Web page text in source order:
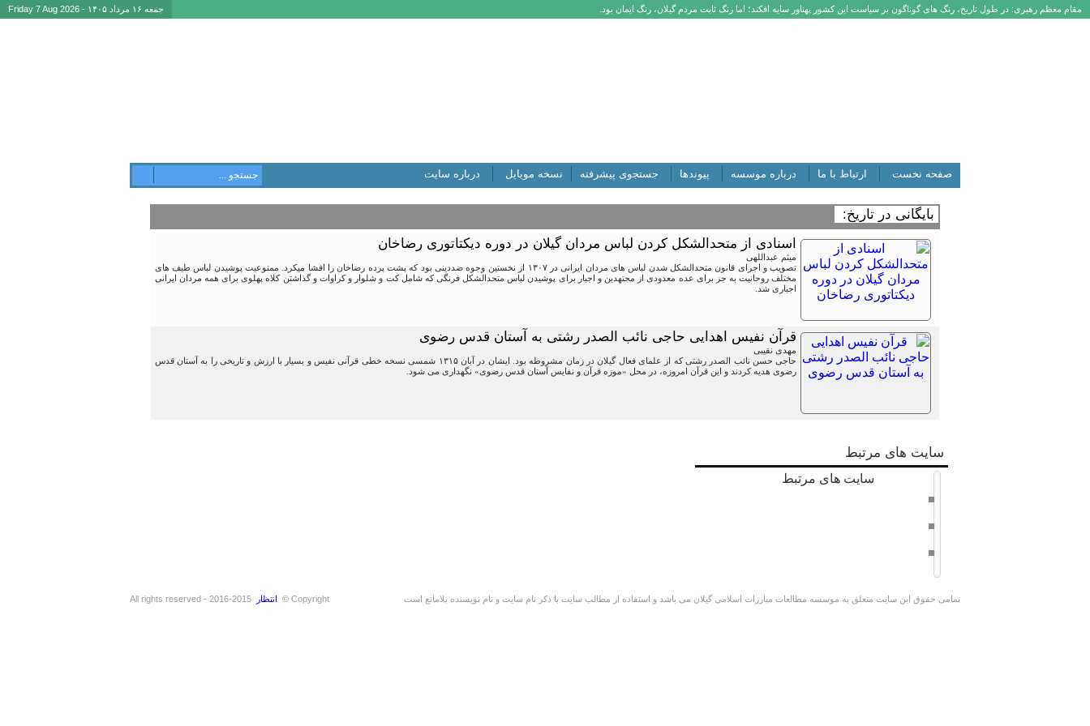
مقام معظم رهبری: در طول تاریخ، رنگ های گوناگون بر سیاست این کشور پهناور سایه افکند؛ اما رنگ ثابت مردم گیلان، رنگ ایمان بود. جمعه ۱۶ مرداد ۱۴۰۵ - Friday 7 Aug 2026
صفحه نخست ارتباط با ما درباره موسسه پیوندها جستجوی پیشرفته نسخه موبایل درباره سایت
بایگانی در تاریخ:
اسنادی از متحدالشکل کردن لباس مردان گیلان در دوره دیکتاتوری رضاخان
میثم عبداللهی
تصویب و اجرای قانون متحدالشکل شدن لباس های مردان ایرانی در ۱۳۰۷ از نخستین وجوه ضددینی بود که پشت پرده رضاخان را افشا میکرد. ممنوعیت پوشیدن لباس طیف های
مختلف روحانیت به جز برای عده معدودی از مجتهدین و اجبار برای پوشیدن لباس متحدالشکل فرنگی که شامل کت و شلوار و کراوات و گذاشتن کلاه پهلوی برای همه مردان ایرانی
اجباری شد.
قرآن نفیس اهدایی حاجی نائب الصدر رشتی به آستان قدس رضوی
مهدی نقیبی
حاجی حسن نائب الصدر رشتی که از علمای فعال گیلان در زمان مشروطه بود. ایشان در آبان ۱۳۱۵ شمسی نسخه خطی قرآنی نفیس و بسیار با ارزش و تاریخی را به آستان قدس
رضوی هدیه کردند و این قرآن امروزه، در محل «موزه قرآن و نفایس آستان قدس رضوی» نگهداری می شود.
سایت های مرتبط
سایت های مرتبط
تمامی حقوق این سایت متعلق به موسسه مطالعات مبارزات اسلامی گیلان می باشد و استفاده از مطالب سایت با ذکر نام سایت و نام نویسنده بلامانع است Copyright © انتظار